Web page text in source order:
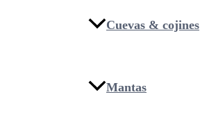
Cuevas & cojines
Mantas